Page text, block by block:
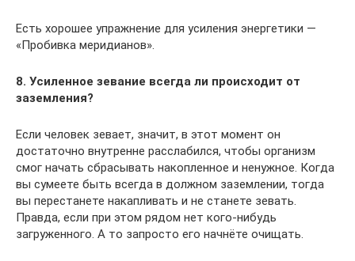
Есть хорошее упражнение для усиления энергетики —
«Пробивка меридианов».
8. Усиленное зевание всегда ли происходит от
заземления?
Если человек зевает, значит, в этот момент он
достаточно внутренне расслабился, чтобы организм
смог начать сбрасывать накопленное и ненужное. Когда
вы сумеете быть всегда в должном заземлении, тогда
вы перестанете накапливать и не станете зевать.
Правда, если при этом рядом нет кого-нибудь
загруженного. А то запросто его начнёте очищать.